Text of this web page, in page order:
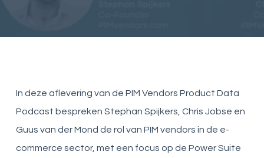
In deze aflevering van de PIM Vendors Product Data
Podcast bespreken Stephan Spijkers, Chris Jobse en
Guus van der Mond de rol van PIM vendors in de e-
commerce sector, met een focus op de Power Suite